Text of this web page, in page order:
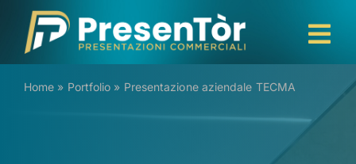
Salta
contenuto
Home » Portfolio » Presentazione aziendale TECMA